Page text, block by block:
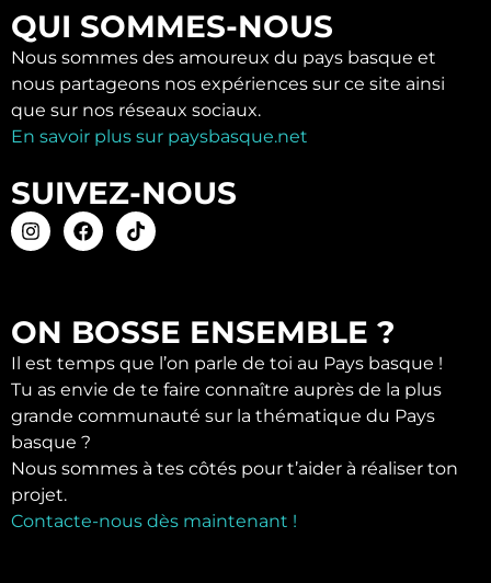
QUI SOMMES-NOUS
Nous sommes des amoureux du pays basque et
nous partageons nos expériences sur ce site ainsi
que sur nos réseaux sociaux.
En savoir plus sur paysbasque.net
SUIVEZ-NOUS
ON BOSSE ENSEMBLE ?
Il est temps que l’on parle de toi au Pays basque !
Tu as envie de te faire connaître auprès de la plus
grande communauté sur la thématique du Pays
basque ?
Nous sommes à tes côtés pour t’aider à réaliser ton
projet.
Contacte-nous dès maintenant !